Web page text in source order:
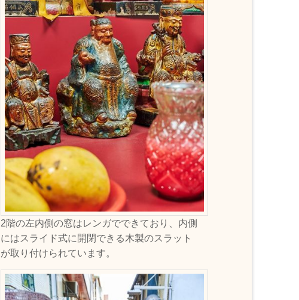
2階の左内側の窓はレンガでできており、内側
にはスライド式に開閉できる木製のスラット
が取り付けられています。